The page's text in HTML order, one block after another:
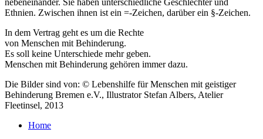
In dem Vertrag geht es um die Rechte
von Menschen mit Behinderung.
Es soll keine Unterschiede mehr geben.
Menschen mit Behinderung gehören immer dazu.
Die Bilder sind von: © Lebenshilfe für Menschen mit geistiger
Behinderung Bremen e.V., Illustrator Stefan Albers, Atelier
Fleetinsel, 2013
Home